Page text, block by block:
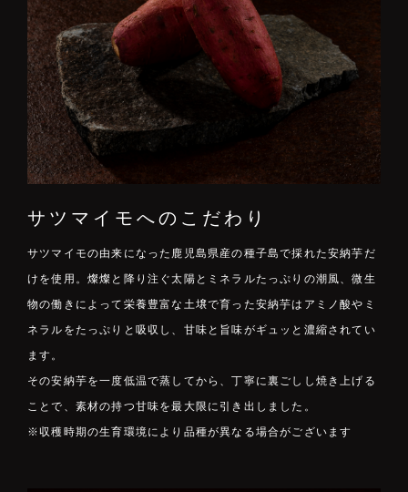
サツマイモへのこだわり
サツマイモの由来になった鹿児島県産の種子島で採れた安納芋だ
けを使用。燦燦と降り注ぐ太陽とミネラルたっぷりの潮風、微生
物の働きによって栄養豊富な土壌で育った安納芋はアミノ酸やミ
ネラルをたっぷりと吸収し、甘味と旨味がギュッと濃縮されてい
ます。
その安納芋を一度低温で蒸してから、丁寧に裏ごしし焼き上げる
ことで、素材の持つ甘味を最大限に引き出しました。
※収穫時期の生育環境により品種が異なる場合がございます